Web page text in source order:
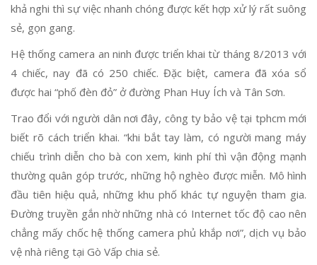
khả nghi thì sự việc nhanh chóng được kết hợp xử lý rất suông
sẻ, gọn gang.
Hệ thống camera an ninh được triển khai từ tháng 8/2013 với
4 chiếc, nay đã có 250 chiếc. Đặc biệt, camera đã xóa sổ
được hai “phố đèn đỏ” ở đường Phan Huy Ích và Tân Sơn.
Trao đổi với người dân nơi đây, công ty bảo vệ tại tphcm mới
biết rõ cách triển khai. “khi bắt tay làm, có người mang máy
chiếu trình diễn cho bà con xem, kinh phí thì vận động mạnh
thường quân góp trước, những hộ nghèo được miễn. Mô hình
đầu tiên hiệu quả, những khu phố khác tự nguyện tham gia.
Đường truyền gắn nhờ những nhà có Internet tốc độ cao nên
chẳng mấy chốc hệ thống camera phủ khắp nơi”, dịch vụ bảo
vệ nhà riêng tại Gò Vấp chia sẻ.